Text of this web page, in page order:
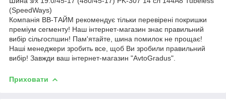
(SpeedWays)
Компанія ВВ-ТАЙМ рекомендує тільки перевірені покришки
преміум сегменту! Наш інтернет-магазин знає правильний
вибір сільгоспшин! Пам'ятайте, шина помилок не прощає!
Наші менеджери зробить все, щоб Ви зробили правильний
вибір! Завжди ваш інтернет-магазин "AvtoGradus".
Приховати